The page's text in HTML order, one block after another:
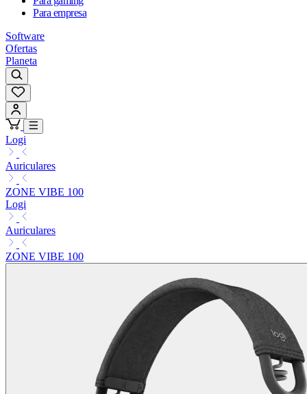
Para empresa
Software
Ofertas
Planeta
Logi
Auriculares
ZONE VIBE 100
Logi
Auriculares
ZONE VIBE 100